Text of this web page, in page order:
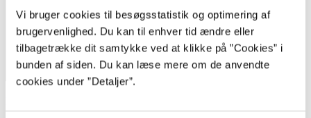
Vi bruger cookies til besøgsstatistik og optimering af
brugervenlighed. Du kan til enhver tid ændre eller
tilbagetrække dit samtykke ved at klikke på ”Cookies” i
bunden af siden. Du kan læse mere om de anvendte
cookies under ”Detaljer”.